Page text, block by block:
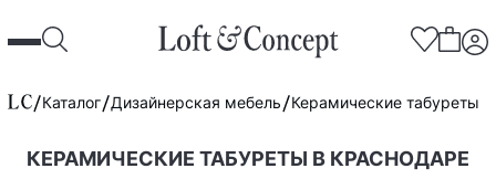
Каталог Дизайнерская мебель Керамические табуреты
КЕРАМИЧЕСКИЕ ТАБУРЕТЫ В КРАСНОДАРЕ